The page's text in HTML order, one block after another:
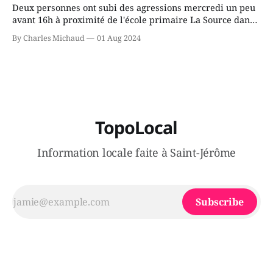
Deux personnes ont subi des agressions mercredi un peu
avant 16h à proximité de l'école primaire La Source dans
victimes aurait été écrasée sous un véhicule et aspergée
By Charles Michaud 01 Aug 2024
TopoLocal
Information locale faite à Saint-Jérôme
Subscribe